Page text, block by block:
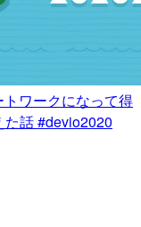
ワークになって得
話 #devio2020